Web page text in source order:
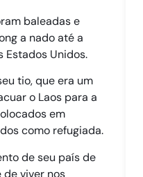
baleadas e
a nado até a
Estados Unidos.
tio, que era um
o Laos para a
em
como refugiada.
de seu país de
de viver nos